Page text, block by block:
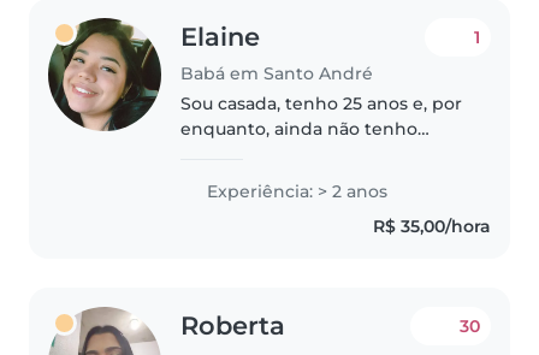
Elaine
Babá em Santo André
1
Sou casada, tenho 25 anos e, por
enquanto, ainda não tenho
cuidar de uma criança, fazendo
parte da sua rotina diária. Eu
preparava o café da manhã,..
Experiência: > 2 anos
R$ 35,00/hora
Roberta 30